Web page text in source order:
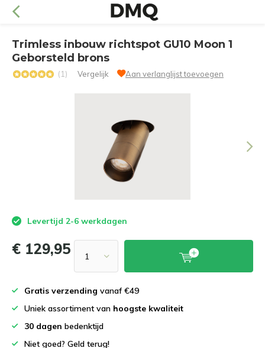
Trimless inbouw richtspot GU10 Moon 1
Geborsteld brons
(1) Vergelijk Aan verlanglijst toevoegen
Levertijd 2-6 werkdagen
€ 129,95
Gratis verzending vanaf €49
Uniek assortiment van hoogste kwaliteit
30 dagen bedenktijd
Niet goed? Geld terug!